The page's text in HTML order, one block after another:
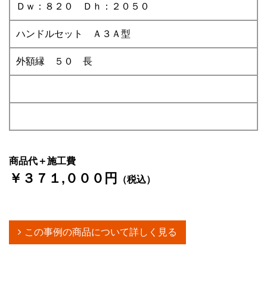
Ｄｗ：８２０ Ｄｈ：２０５０
ハンドルセット Ａ３Ａ型
外額縁 ５０ 長
商品代＋施工費
￥３７１,０００円 （税込）
この事例の商品について詳しく見る